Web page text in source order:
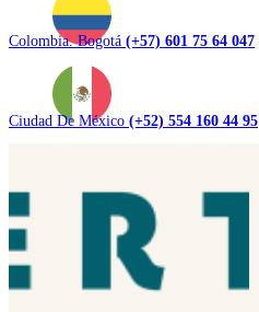
Colombia. Bogotá (+57) 601 75 64 047
Ciudad De México (+52) 554 160 44 95